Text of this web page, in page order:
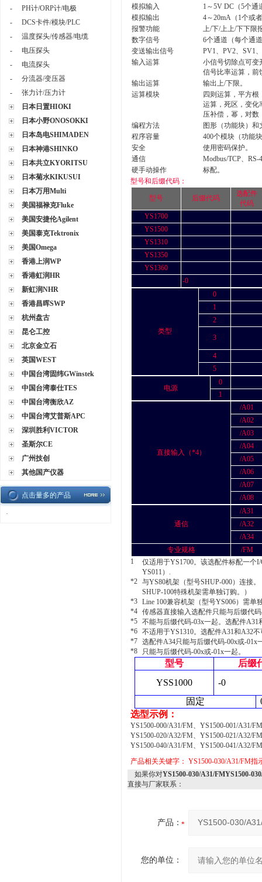
-
PH计/ORP计/电极
-
DCS卡件/模块/PLC
-
温度探头/传感器/电缆
-
电压探头
-
电流探头
-
分流器/变压器
-
张力计/压力计
日本日置HIOKI
日本小野ONOSOKKI
日本岛电SHIMADEN
日本神港SHINKO
日本共立KYORITSU
日本菊水KIKUSUI
日本万用Multi
美国福禄克Fluke
美国安捷伦Agilent
美国泰克Tektronix
美国Omega
香港上润WP
香港虹润HR
新虹润NHR
香港昌晖SWP
杭州盘古
昆仑工控
北京金立石
英国WEST
中国台湾固纬GWinstek
中国台湾泰仕TES
中国台湾衡欣AZ
中国台湾艾普斯APC
深圳胜利VICTOR
圣斯尔CE
广州技创
其他国产仪器
点击量多的产品
·
模拟输入
1～5V DC（5个通
模拟输出
4～20mA（1个或
报警功能
上/下/上上/下下限
数字信号
6个通道（每个通
变送输出信号
PV1、PV2、SV1
输入运算
小信号切除点可变
信号比率运算，前
输出运算
输出上/下限。
运算模块
四则运算，平方
运算，死区，变化
压补偿，幂，对数
编程方法
图形（功能块）和
程序容量
400个模块（功能
安全
使用密码保护。
通信
Modbus/TCP、
硬手动操作
标配。
型号和后缀代码：
型号 后缀代码
选配件
代码
YS1700
YS1500
YS1310
YS1350
YS1360
-0
类型
0
1
2
3
4
5
电源
0
1
直接输入（*4）
/A01
/A02
/A03
/A04
/A05
/A06
/A07
/A08
通信
/A31
/A32
/A34
专业规格
/FM
1
仅适用于YS1700。该选配件标配一个
YS011）.
*2 与YS80机架（型号SHUP-000）连接
SHUP-100特殊机架需单独订购。）
*3 Line 100兼容机架（型号YS006）需单
*4 传感器直接输入选配件只能与后缀代
*5 不能与后缀代码-03x一起。选配件A31
*6 不适用于YS1310。选配件A31和A32
*7 选配件A34只能与后缀代码-00x或-01x
*8
只能与后缀代码-00x或-01x一起。
型号
后缀
YSS1000
-0
固定
选型示例：
YS1500-000/A31/FM、YS1500-001/A31/
YS1500-020/A32/FM、YS1500-021/A32/
YS1500-040/A31/FM、YS1500-041/A32/
产品相关关键字： YS1500-030/A31/FM指
如果你对YS1500-030/A31/FMYS1500-
直接与厂家联系：
产品：
您的单位：